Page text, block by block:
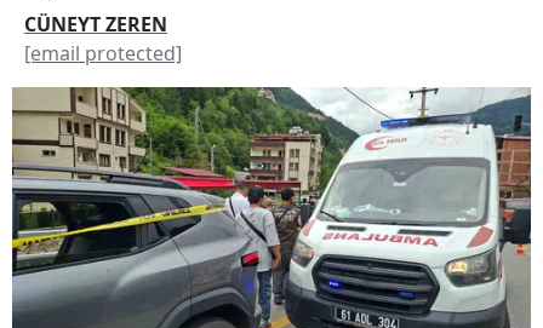
CÜNEYT ZEREN
[email protected]